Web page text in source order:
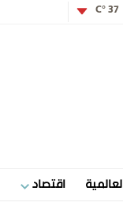
37 °C
اقتصاد